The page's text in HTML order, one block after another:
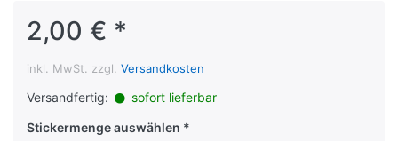
2,00 € *
inkl. MwSt. zzgl. Versandkosten
Versandfertig:
sofort lieferbar
Stickermenge auswählen